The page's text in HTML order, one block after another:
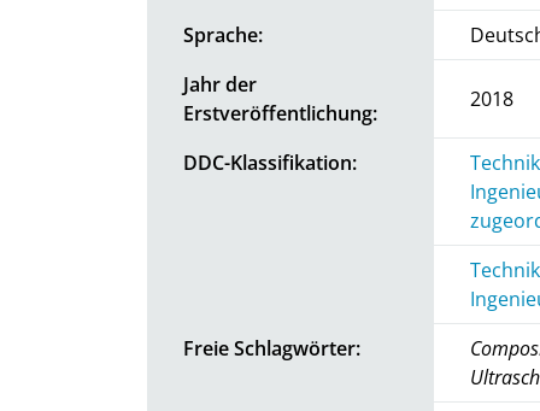
Sprache:
Jahr der
Erstveröffentlichung:
2018
DDC-Klassifikation:
Freie Schlagwörter: